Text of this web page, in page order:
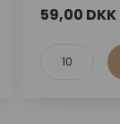
59,00 DKK